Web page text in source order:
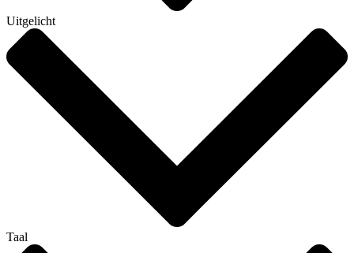
Uitgelicht
Taal